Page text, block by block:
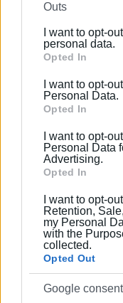
further disclose it to
Please note that
Google services
behaviour. You
Google and its
section.
Outs
I want to opt-
personal data.
Opted In
I want to opt-
Personal Data.
Opted In
I want to opt-
Personal Data
Advertising.
Opted In
I want to opt-
Retention,
my Personal
with the
collected.
Opted Out
Google
ΑΕ Λευκίμμης –ΠΑΣ
Πρόοδος Ρωγών –
Ρεπό: Καστοριά
Εμφανίσεις: 99